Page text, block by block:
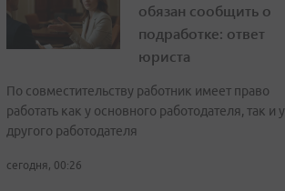
обязан сообщить о
подработке: ответ
юриста
По совместительству работник имеет право
работать как у основного работодателя, так и у
другого работодателя
сегодня, 00:26